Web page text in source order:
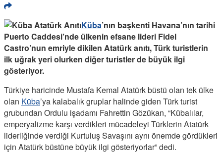
Küba’nın başkenti Havana’nın tarihi
Puerto Caddesi’nde ülkenin efsane lideri Fidel
Castro’nun emriyle dikilen Atatürk anıtı, Türk turistlerin
ilk uğrak yeri olurken diğer turistler de büyük ilgi
gösteriyor.
Türkiye haricinde Mustafa Kemal Atatürk büstü olan tek ülke
olan Küba’ya kalabalık gruplar halinde giden Türk turist
grubundan Ordulu işadamı Fahrettin Gözükan, “Kübalılar,
emperyalizme karşı verdikleri mücadeleyi Türklerin Atatürk
liderliğinde verdiği Kurtuluş Savaşını aynı önemde gördükleri
için Atatürk büstüne büyük ilgi gösteriyorlar” dedi.